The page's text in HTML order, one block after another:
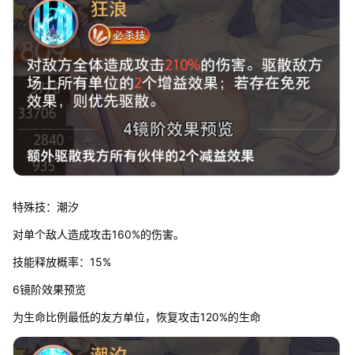
特殊技：潮汐
对单个敌人造成攻击160%的伤害。
技能释放概率：15%
6镜阶效果预览
为生命比例最低的友方单位，恢复攻击120%的生命